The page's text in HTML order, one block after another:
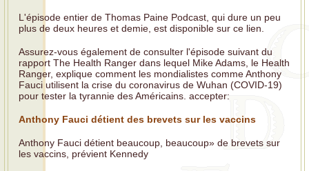
L'épisode entier de Thomas Paine Podcast, qui dure un peu
plus de deux heures et demie, est disponible sur ce lien.
Assurez-vous également de consulter l'épisode suivant du
rapport The Health Ranger dans lequel Mike Adams, le Health
Ranger, explique comment les mondialistes comme Anthony
Fauci utilisent la crise du coronavirus de Wuhan (COVID-19)
pour tester la tyrannie des Américains. accepter:
Anthony Fauci détient des brevets sur les vaccins
Anthony Fauci détient beaucoup, beaucoup» de brevets sur
les vaccins, prévient Kennedy